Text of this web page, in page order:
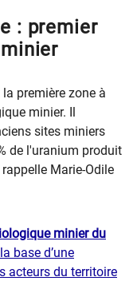
: premier
première zone à
minier. Il
sites miniers
de l'uranium produit
Marie-Odile
minier du
base d’une
acteurs du territoire